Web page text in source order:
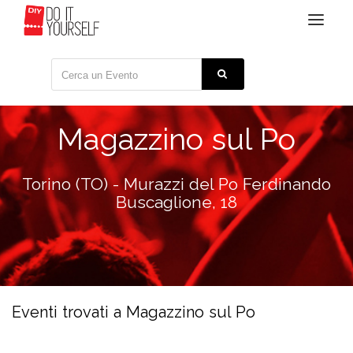
Toggle
Magazzino sul Po
Torino (TO) - Murazzi del Po Ferdinando
Buscaglione, 18
Eventi trovati a Magazzino sul Po